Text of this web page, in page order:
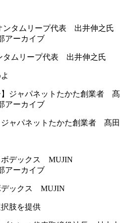
アーカイブ
タムリープ代表 出井伸之氏
アーカイブ
ジャパネットたかた創業者 髙
アーカイブ
デックス MUJIN
肢を提供